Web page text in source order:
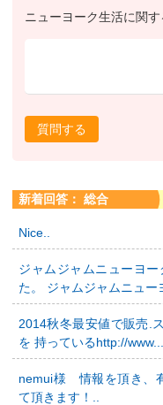
ニューヨーク生活に関
質問する
新着回答： 総合
Nice..
ジャムジャムニューヨ
た。 ジャムジャムニュー
2014秋冬最安値で販売.
を 持っているhttp://www...
nemui様 情報を頂き、
て頂きます！..